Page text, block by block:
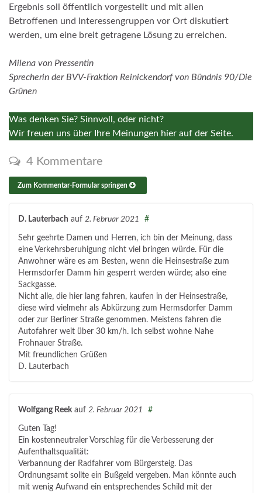
Ergebnis soll öffentlich vorgestellt und mit allen
Betroffenen und Interessengruppen vor Ort diskutiert
werden, um eine breit getragene Lösung zu erreichen.
Milena von Pressentin
Sprecherin der BVV-Fraktion Reinickendorf von Bündnis 90/Die
Grünen
Was denken Sie? Sinnvoll, oder nicht?
Wir freuen uns über Ihre Meinungen hier auf der Seite.
4 Kommentare
Zum Kommentar-Formular springen
D. Lauterbach auf 2. Februar 2021 #
Sehr geehrte Damen und Herren, ich bin der Meinung, dass
eine Verkehrsberuhigung nicht viel bringen würde. Für die
Anwohner wäre es am Besten, wenn die Heinsestraße zum
Hermsdorfer Damm hin gesperrt werden würde; also eine
Sackgasse.
Nicht alle, die hier lang fahren, kaufen in der Heinsestraße,
diese wird vielmehr als Abkürzung zum Hermsdorfer Damm
oder zur Berliner Straße genommen. Meistens fahren die
Autofahrer weit über 30 km/h. Ich selbst wohne Nahe
Frohnauer Straße.
Mit freundlichen Grüßen
D. Lauterbach
Wolfgang Reek auf 2. Februar 2021 #
Guten Tag!
Ein kostenneutraler Vorschlag für die Verbesserung der
Aufenthaltsqualität:
Verbannung der Radfahrer vom Bürgersteig. Das
Ordnungsamt sollte ein Bußgeld vergeben. Man könnte auch
mit wenig Aufwand ein entsprechendes Schild mit der